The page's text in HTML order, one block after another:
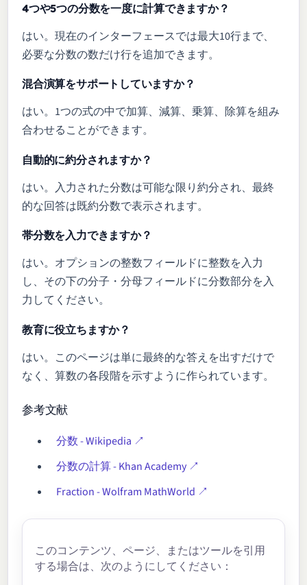
4つや5つの分数を一度に計算できますか？
はい。現在のインターフェースでは最大10行まで、
必要な分数の数だけ行を追加できます。
混合演算をサポートしていますか？
はい。1つの式の中で加算、減算、乗算、除算を組み
合わせることができます。
自動的に約分されますか？
はい。入力された分数は可能な限り約分され、最終
的な回答は既約分数で表示されます。
帯分数を入力できますか？
はい。オプションの整数フィールドに整数を入力
し、その下の分子・分母フィールドに分数部分を入
力してください。
教育に役立ちますか？
はい。このページは単に最終的な答えを出すだけで
なく、算数の各段階を示すように作られています。
参考文献
分数 - Wikipedia
分数の計算 - Khan Academy
Fraction - Wolfram MathWorld
このコンテンツ、ページ、またはツールを引用
する場合は、次のようにしてください：